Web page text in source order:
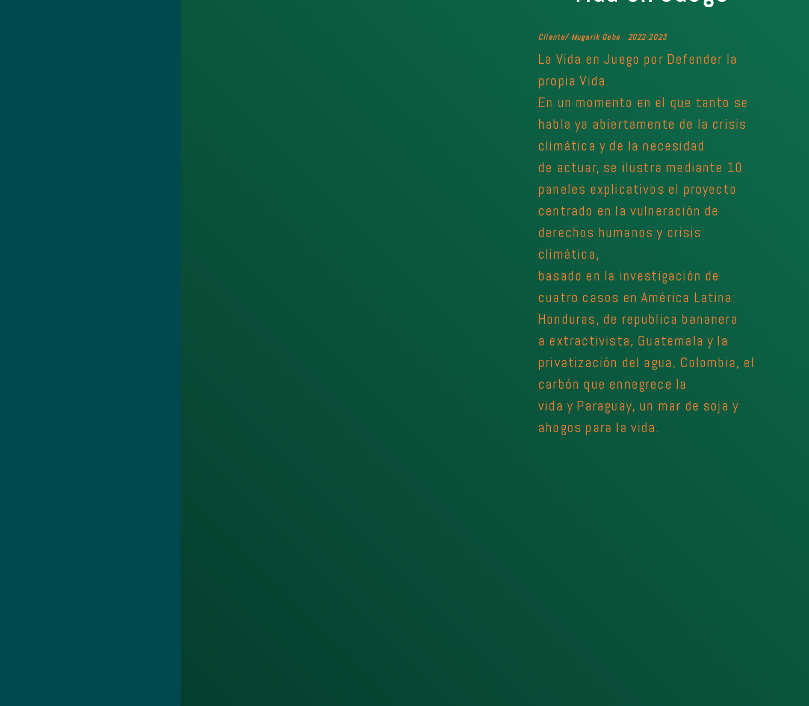
Cliente/ Mugarik Gabe 2022-2023
La Vida en Juego por Defender la
propia Vida.
En un momento en el que tanto se
habla ya abiertamente de la crisis
climática y de la necesidad
de actuar, se ilustra mediante 10
paneles explicativos el proyecto
centrado en la vulneración de
derechos humanos y crisis
climática,
basado en la investigación de
cuatro casos en América Latina:
Honduras, de republica bananera
a extractivista, Guatemala y la
privatización del agua, Colombia, el
carbón que ennegrece la
vida y Paraguay, un mar de soja y
ahogos para la vida.